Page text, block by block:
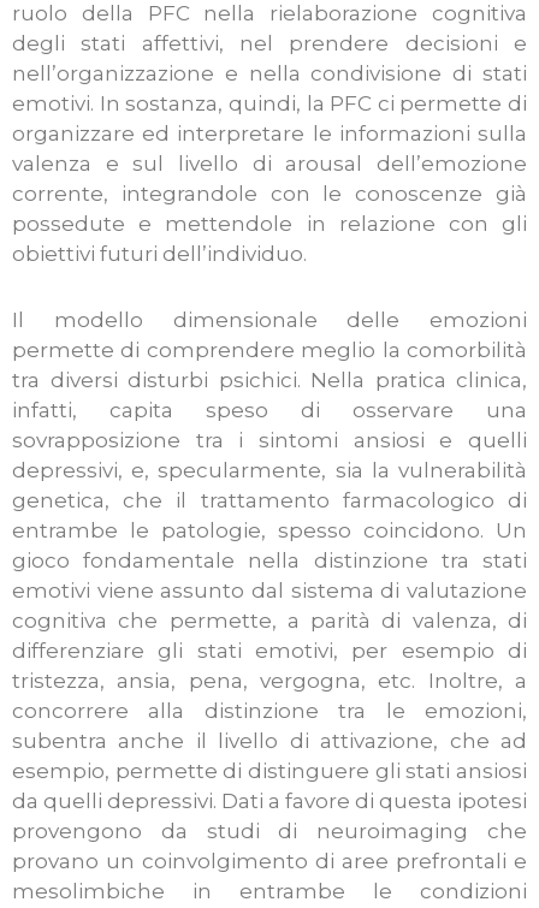
ruolo della PFC nella rielaborazione cognitiva
degli stati affettivi, nel prendere decisioni e
nell’organizzazione e nella condivisione di stati
emotivi. In sostanza, quindi, la PFC ci permette di
organizzare ed interpretare le informazioni sulla
valenza e sul livello di arousal dell’emozione
corrente, integrandole con le conoscenze già
possedute e mettendole in relazione con gli
obiettivi futuri dell’individuo.
Il modello dimensionale delle emozioni
permette di comprendere meglio la comorbilità
tra diversi disturbi psichici. Nella pratica clinica,
infatti, capita speso di osservare una
sovrapposizione tra i sintomi ansiosi e quelli
depressivi, e, specularmente, sia la vulnerabilità
genetica, che il trattamento farmacologico di
entrambe le patologie, spesso coincidono. Un
gioco fondamentale nella distinzione tra stati
emotivi viene assunto dal sistema di valutazione
cognitiva che permette, a parità di valenza, di
differenziare gli stati emotivi, per esempio di
tristezza, ansia, pena, vergogna, etc. Inoltre, a
concorrere alla distinzione tra le emozioni,
subentra anche il livello di attivazione, che ad
esempio, permette di distinguere gli stati ansiosi
da quelli depressivi. Dati a favore di questa ipotesi
provengono da studi di neuroimaging che
provano un coinvolgimento di aree prefrontali e
mesolimbiche in entrambe le condizioni